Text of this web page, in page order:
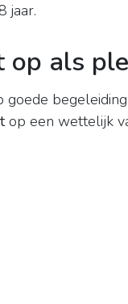
jaar.
als
goede
op een wettelijk